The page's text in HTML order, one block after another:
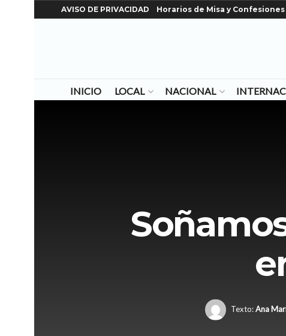
AVISO DE PRIVACIDAD Horarios de Misa y Confesiones
INICIO LOCAL NACIONAL
Texto:Ana